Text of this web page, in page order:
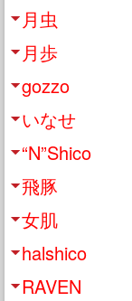
月虫
月歩
gozzo
いなせ
“N”Shico
飛豚
女肌
halshico
RAVEN